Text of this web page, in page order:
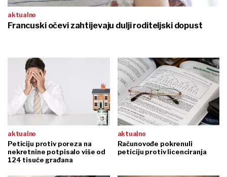
aktualno
Francuski očevi zahtijevaju dulji roditeljski dopust
aktualno
Peticiju protiv poreza na
nekretnine potpisalo više od
124 tisuće građana
aktualno
Računovođe pokrenuli
peticiju protiv licenciranja